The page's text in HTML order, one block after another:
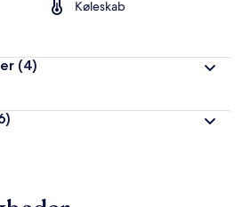
Køleskab
(4)